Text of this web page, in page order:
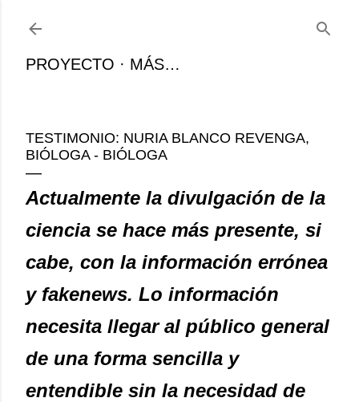
Ir al contenido principal
PROYECTO MÁS…
TESTIMONIO: NURIA BLANCO REVENGA,
BIÓLOGA - BIÓLOGA
Actualmente la divulgación de la
ciencia se hace más presente, si
cabe, con la información errónea
y fakenews. Lo información
necesita llegar al público general
de una forma sencilla y
entendible sin la necesidad de